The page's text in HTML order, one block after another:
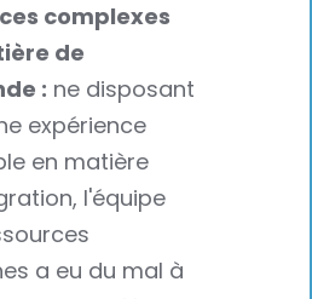
complexes
de
: ne disposant
expérience
en matière
l'équipe
a eu du mal à